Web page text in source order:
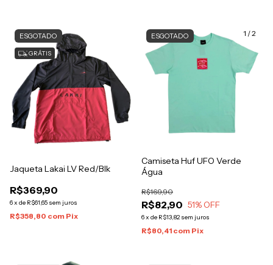
ESGOTADO
GRÁTIS
Jaqueta Lakai LV Red/Blk
R$369,90
6x de R$61,65 sem juros
R$358,80 com Pix
1 /2
ESGOTADO
Camiseta Huf UFO Verde
Água
R$82,90
R$169,90
51% OFF
6x de R$13,82 sem juros
R$80,41 com Pix